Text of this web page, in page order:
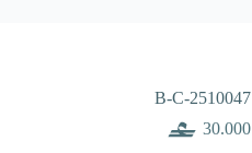
B-C-2510047
30.000